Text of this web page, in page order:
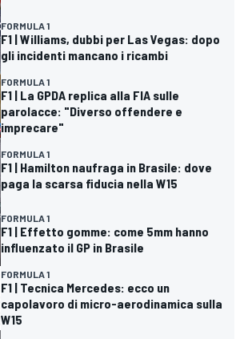
FORMULA 1
F1 | Williams, dubbi per Las Vegas: dopo
gli incidenti mancano i ricambi
FORMULA 1
F1 | La GPDA replica alla FIA sulle
parolacce: "Diverso offendere e
imprecare"
FORMULA 1
F1 | Hamilton naufraga in Brasile: dove
paga la scarsa fiducia nella W15
FORMULA 1
F1 | Effetto gomme: come 5mm hanno
influenzato il GP in Brasile
FORMULA 1
F1 | Tecnica Mercedes: ecco un
capolavoro di micro-aerodinamica sulla
W15